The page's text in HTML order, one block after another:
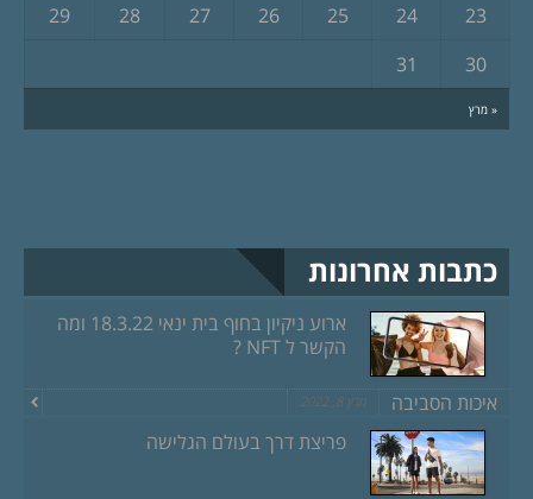
« מרץ
23
24
25
26
27
28
29
30
31
כתבות אחרונות
ארוע ניקיון בחוף בית ינאי 18.3.22 ומה
הקשר ל NFT ?
איכות הסביבה מרץ 8, 2022
פריצת דרך בעולם הגלישה